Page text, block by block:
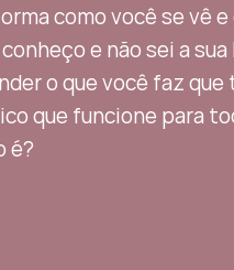
como você se vê
e não sei a
o que você faz
que funcione para
é?